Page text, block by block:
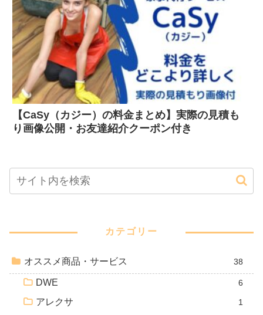
【CaSy（カジー）の料金まとめ】実際の見積も
り画像公開・お友達紹介クーポン付き
カテゴリー
オススメ商品・サービス 38
DWE 6
アレクサ 1